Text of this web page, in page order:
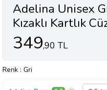
Adelina Unisex
Kızaklı Kartlık
349,90 TL
Renk : Gri